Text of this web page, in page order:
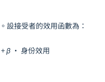
設接受者的效用函數為：
β · 身份效用